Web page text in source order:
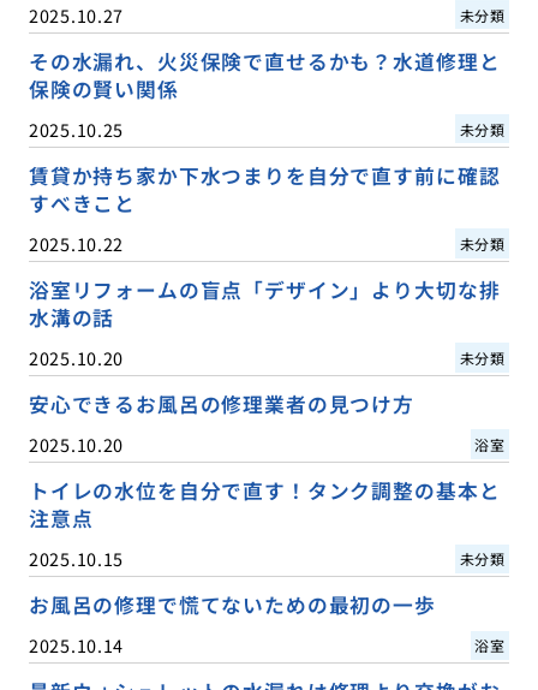
2025.10.27 未分類
その水漏れ、火災保険で直せるかも？水道修理と
保険の賢い関係
2025.10.25 未分類
賃貸か持ち家か下水つまりを自分で直す前に確認
すべきこと
2025.10.22 未分類
浴室リフォームの盲点「デザイン」より大切な排
水溝の話
2025.10.20 未分類
安心できるお風呂の修理業者の見つけ方
2025.10.20 浴室
トイレの水位を自分で直す！タンク調整の基本と
注意点
2025.10.15 未分類
お風呂の修理で慌てないための最初の一歩
2025.10.14 浴室